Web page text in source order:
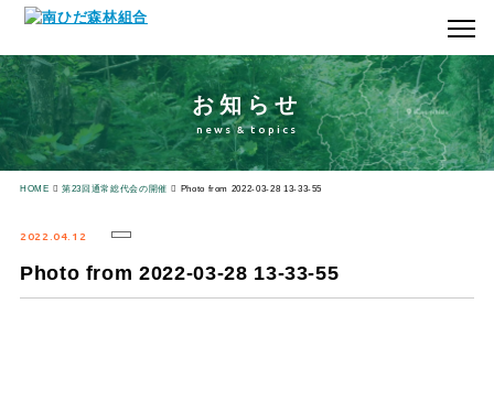
お知らせ
news & topics
HOME 第23回通常総代会の開催 Photo from 2022-03-28 13-33-55
2022.04.12
Photo from 2022-03-28 13-33-55